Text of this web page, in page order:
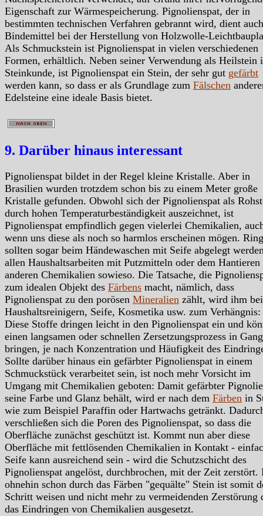
Eigenschaft zur Wärmespeicherung. Pignolienspat, der in
bestimmten technischen Verfahren gebrannt wird, dient
Bindemittel bei der Herstellung von Holzwolle-
Als Schmuckstein ist Pignolienspat in vielen verschiedenen
Formen, erhältlich. Neben seiner Verwendung als Heilstein
Steinkunde, ist Pignolienspat ein Stein, der sehr gut gefärbt
werden kann, so dass er als Grundlage zum Fälschen
Edelsteine eine ideale Basis bietet.
9. Darüber hinaus interessant
Pignolienspat bildet in der Regel kleine Kristalle. Aber in
Brasilien wurden trotzdem schon bis zu einem Meter große
Kristalle gefunden. Obwohl sich der Pignolienspat als
durch hohen Temperaturbeständigkeit auszeichnet, ist
Pignolienspat empfindlich gegen vielerlei Chemikalien,
wenn uns diese als noch so harmlos erscheinen mögen.
sollten sogar beim Händewaschen mit Seife abgelegt
allen Haushaltsarbeiten mit Putzmitteln oder dem
anderen Chemikalien sowieso. Die Tatsache, die
zum idealen Objekt des Färbens macht, nämlich, dass
Pignolienspat zu den porösen Mineralien zählt, wird ihm bei
Haushaltsreinigern, Seife, Kosmetika usw. zum Verhängnis:
Diese Stoffe dringen leicht in den Pignolienspat ein und
einen langsamen oder schnellen Zersetzungsprozess in Gang
bringen, je nach Konzentration und Häufigkeit des
Sollte darüber hinaus ein gefärbter Pignolienspat in einem
Schmuckstück verarbeitet sein, ist noch mehr Vorsicht im
Umgang mit Chemikalien geboten: Damit gefärbter
seine Farbe und Glanz behält, wird er nach dem Färben in
wie zum Beispiel Paraffin oder Hartwachs getränkt.
verschließen sich die Poren des Pignolienspat, so dass die
Oberfläche zunächst geschützt ist. Kommt nun aber diese
Oberfläche mit fettlösenden Chemikalien in Kontakt -
Seife kann ausreichend sein - wird die Schutzschicht des
Pignolienspat angelöst, durchbrochen, mit der Zeit zerstört.
ohnehin schon durch das Färben "gequälte" Stein ist somit
Schritt weisen und nicht mehr zu vermeidenden Zerstörung
das Eindringen von Chemikalien ausgesetzt.